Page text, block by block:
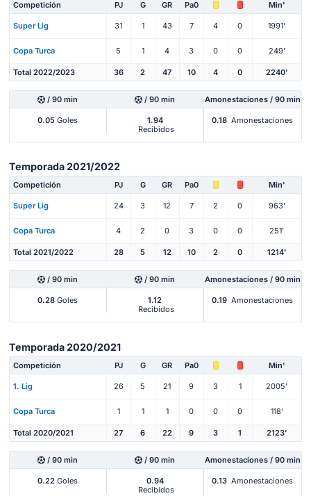
Competición PJ G GR Pa0 Min'
Super Lig 31 1 43 7 4 0 1991'
Copa Turca 5 1 4 3 0 0 249'
Total 2022/2023 36 2 47 10 4 0 2240'
/ 90 min / 90 min Amonestaciones / 90 min
0.05 Goles
1.94
Recibidos
0.18 Amonestaciones
Temporada 2021/2022
Competición PJ G GR Pa0 Min'
Super Lig 24 3 12 7 2 0 963'
Copa Turca 4 2 0 3 0 0 251'
Total 2021/2022 28 5 12 10 2 0 1214'
/ 90 min / 90 min Amonestaciones / 90 min
0.28 Goles
1.12
Recibidos
0.19 Amonestaciones
Temporada 2020/2021
Competición PJ G GR Pa0 Min'
1. Lig 26 5 21 9 3 1 2005'
Copa Turca 1 1 1 0 0 0 118'
Total 2020/2021 27 6 22 9 3 1 2123'
/ 90 min / 90 min Amonestaciones / 90 min
0.22 Goles
0.94
Recibidos
0.13 Amonestaciones